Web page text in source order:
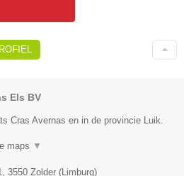
Els BV
Cras Avernas en in de provincie Luik.
maps ▼
, 3550 Zolder (Limburg)